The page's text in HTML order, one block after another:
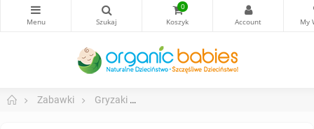
0
Zabawki Gryzaki